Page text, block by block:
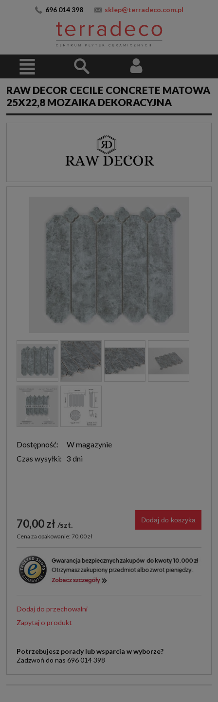
696 014 398 sklep@terradeco.com.pl
RAW DECOR CECILE CONCRETE MATOWA
25X22,8 MOZAIKA DEKORACYJNA
Dostępność:
W magazynie
Czas wysyłki: 3 dni
70,00 zł szt.
Cena za opakowanie: 70,00 zł
Dodaj do koszyka
Dodaj do przechowalni
Zapytaj o produkt
Potrzebujesz porady lub wsparcia w wyborze?
Zadzwoń do nas 696 014 398